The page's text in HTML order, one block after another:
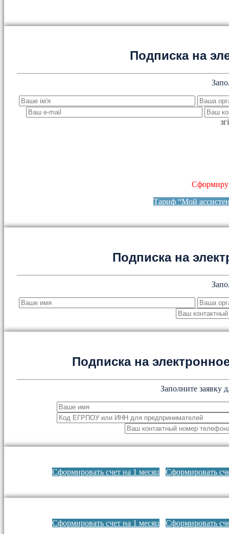
Подписка на
Тариф “Мой
Подписка на
Подписка на
Заполните заявку
Сформировать счет на 1 месяц Сформировать
Сформировать счет на 1 месяц Сформировать